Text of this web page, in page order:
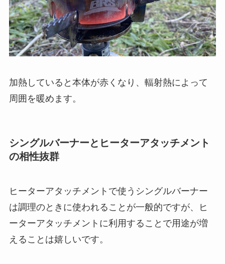
加熱していると本体が赤くなり、輻射熱によって
周囲を暖めます。
シングルバーナーとヒーターアタッチメント
の相性抜群
ヒーターアタッチメントで使うシングルバーナー
は調理のときに使われることが一般的ですが、ヒ
ーターアタッチメントに利用することで用途が増
えることは嬉しいです。